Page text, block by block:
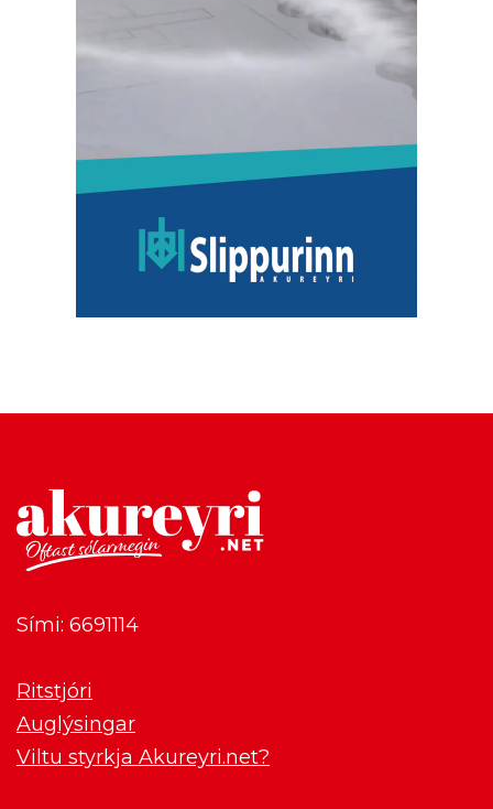
Sími: 6691114
Ritstjóri
Auglýsingar
Viltu styrkja Akureyri.net?